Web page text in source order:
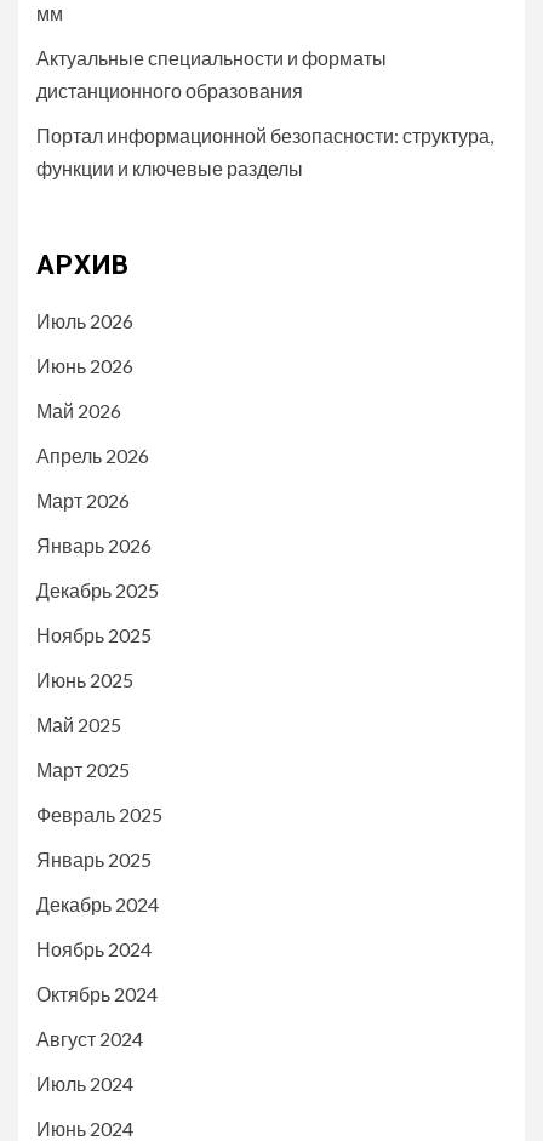
мм
Актуальные специальности и форматы
дистанционного образования
Портал информационной безопасности: структура,
функции и ключевые разделы
АРХИВ
Июль 2026
Июнь 2026
Май 2026
Апрель 2026
Март 2026
Январь 2026
Декабрь 2025
Ноябрь 2025
Июнь 2025
Май 2025
Март 2025
Февраль 2025
Январь 2025
Декабрь 2024
Ноябрь 2024
Октябрь 2024
Август 2024
Июль 2024
Июнь 2024